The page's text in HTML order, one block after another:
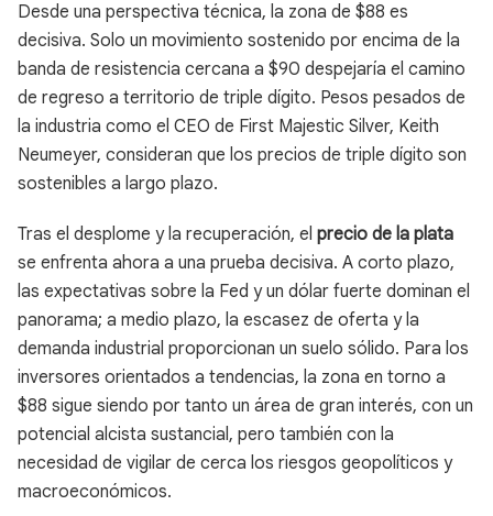
Desde una perspectiva técnica, la zona de $88 es
decisiva. Solo un movimiento sostenido por encima de la
banda de resistencia cercana a $90 despejaría el camino
de regreso a territorio de triple dígito. Pesos pesados de
la industria como el CEO de First Majestic Silver, Keith
Neumeyer, consideran que los precios de triple dígito son
sostenibles a largo plazo.
Tras el desplome y la recuperación, el precio de la plata
se enfrenta ahora a una prueba decisiva. A corto plazo,
las expectativas sobre la Fed y un dólar fuerte dominan el
panorama; a medio plazo, la escasez de oferta y la
demanda industrial proporcionan un suelo sólido. Para los
inversores orientados a tendencias, la zona en torno a
$88 sigue siendo por tanto un área de gran interés, con un
potencial alcista sustancial, pero también con la
necesidad de vigilar de cerca los riesgos geopolíticos y
macroeconómicos.